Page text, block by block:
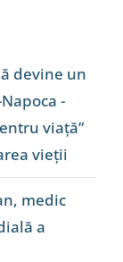
devine un
-
viață”
vieții
medic
a